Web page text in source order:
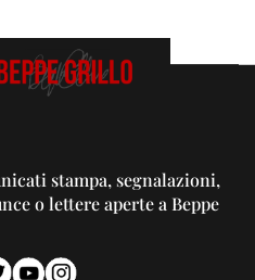
stampa, segnalazioni,
o lettere aperte a Beppe